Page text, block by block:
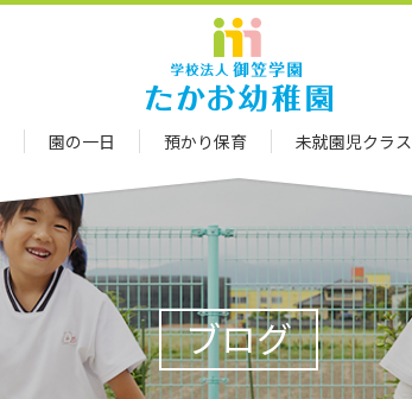
園の一日 預かり保育 未就園児クラス
ブログ